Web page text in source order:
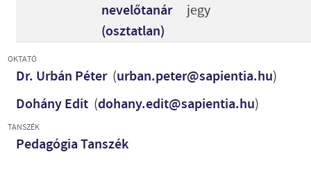
nevelőtanár
(osztatlan)
jegy
OKTATÓ
Dr. Urbán Péter (urban.peter@sapientia.hu)
Dohány Edit (dohany.edit@sapientia.hu)
TANSZÉK
Pedagógia Tanszék